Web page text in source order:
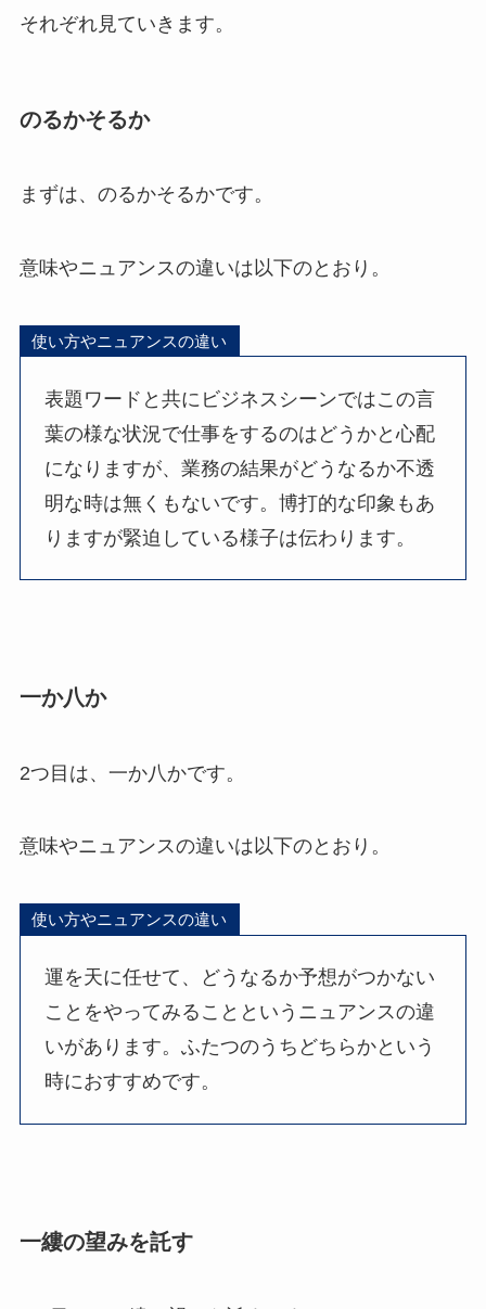
それぞれ見ていきます。
のるかそるか
まずは、のるかそるかです。
意味やニュアンスの違いは以下のとおり。
使い方やニュアンスの違い
表題ワードと共にビジネスシーンではこの言
葉の様な状況で仕事をするのはどうかと心配
になりますが、業務の結果がどうなるか不透
明な時は無くもないです。博打的な印象もあ
りますが緊迫している様子は伝わります。
一か八か
2つ目は、一か八かです。
意味やニュアンスの違いは以下のとおり。
使い方やニュアンスの違い
運を天に任せて、どうなるか予想がつかない
ことをやってみることというニュアンスの違
いがあります。ふたつのうちどちらかという
時におすすめです。
一縷の望みを託す